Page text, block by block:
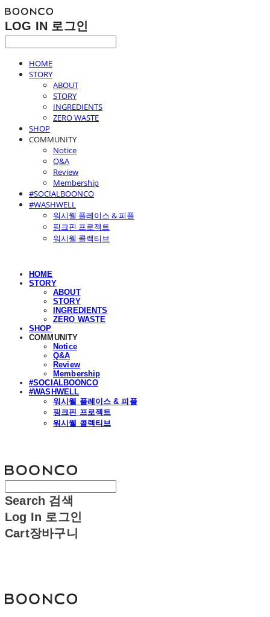
LOG IN 로그인
HOME
STORY
ABOUT
STORY
INGREDIENTS
ZERO WASTE
SHOP
COMMUNITY
Notice
Q&A
Review
Membership
#SOCIALBOONCO
#WASHWELL
워시웰 플레이스 & 피플
핑크핀 프로젝트
워시웰 콜렉티브
HOME
STORY
ABOUT
STORY
INGREDIENTS
ZERO WASTE
SHOP
COMMUNITY
Notice
Q&A
Review
Membership
#SOCIALBOONCO
#WASHWELL
워시웰 플레이스 & 피플
핑크핀 프로젝트
워시웰 콜렉티브
Search 검색
Log In 로그인
Cart장바구니